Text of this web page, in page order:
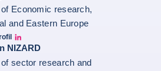
of Economic research,
and Eastern Europe
sielewicz linkedin
NIZARD
of sector research and